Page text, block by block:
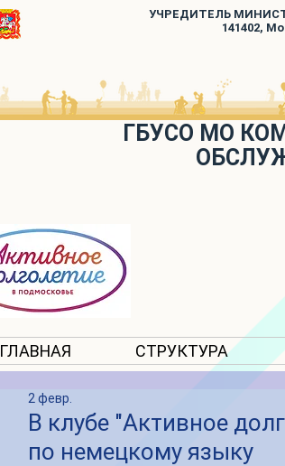
УЧРЕДИТЕЛЬ
141402,
ГБУСО МО
ГЛАВНАЯ СТРУКТУРА
В клубе "Активное
по немецкому языку
2 февр.